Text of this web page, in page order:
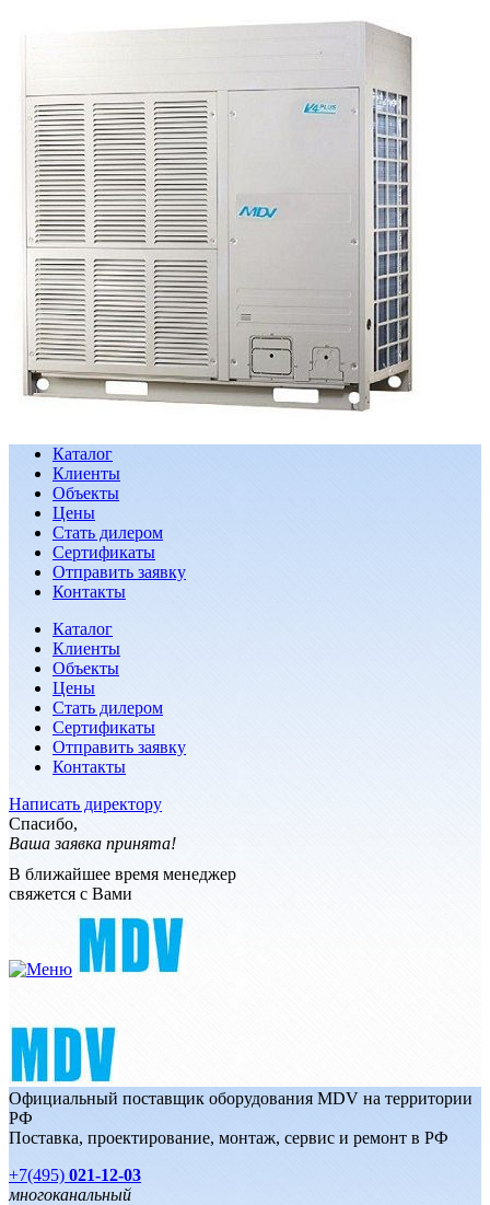
Каталог
Клиенты
Объекты
Цены
Стать дилером
Сертификаты
Отправить заявку
Контакты
Каталог
Клиенты
Объекты
Цены
Стать дилером
Сертификаты
Отправить заявку
Контакты
Написать директору
Спасибо,
Ваша заявка принята!
В ближайшее время менеджер
свяжется с Вами
Официальный поставщик оборудования MDV на территории
РФ
Поставка, проектирование, монтаж, сервис и ремонт в РФ
+7(495) 021-12-03
многоканальный